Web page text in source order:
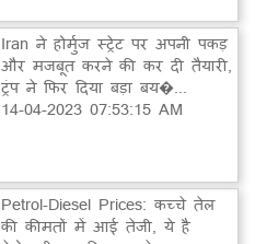
Iran ने होर्मुज स्ट्रेट पर अपनी पकड़
और मजबूत करने की कर दी तैयारी,
ट्रंप ने फिर दिया बड़ा बय�...
14-04-2023 07:53:15 AM
Petrol-Diesel Prices: कच्चे तेल
की कीमतों में आई तेजी, ये है